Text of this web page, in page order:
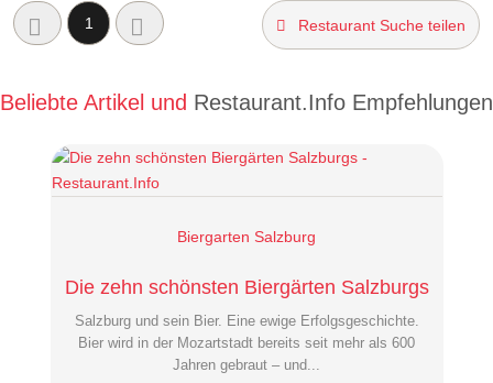
1 Restaurant Suche teilen
Beliebte Artikel und Restaurant.Info Empfehlungen
Die zehn schönsten Biergärten Salzburgs
Biergarten Salzburg
Salzburg und sein Bier. Eine ewige Erfolgsgeschichte.
Bier wird in der Mozartstadt bereits seit mehr als 600
Jahren gebraut – und...